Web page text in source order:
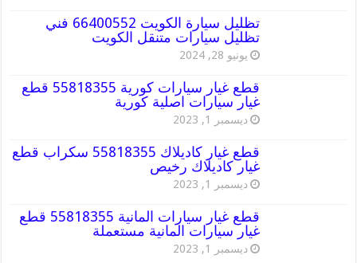
تظليل سيارة الكويت 66400552 فني
تظليل سيارات متنقل الكويت
يونيو 28, 2024
قطع غيار سيارات كورية 55818355 قطع
غيار سيارات اصلية كورية
ديسمبر 1, 2023
قطع غيار كاديلاك 55818355 سكراب قطع
غيار كاديلاك رخيص
ديسمبر 1, 2023
قطع غيار سيارات المانية 55818355 قطع
غيار سيارات المانية مستعملة
ديسمبر 1, 2023